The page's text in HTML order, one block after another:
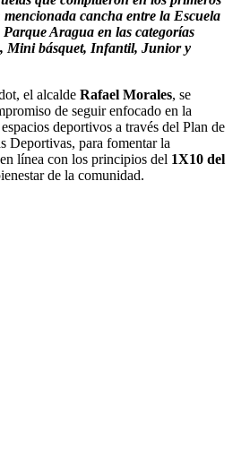
mencionada cancha entre la Escuela
Aragua en las categorías
Mini básquet, Infantil, Junior y
el alcalde Rafael Morales, se
de seguir enfocado en la
deportivos a través del Plan de
Deportivas, para fomentar la
línea con los principios del 1X10 del
de la comunidad.